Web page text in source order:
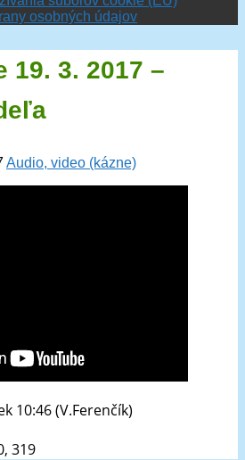
osobných údajov
19. 3. 2017 –
Audio, video (kázne)
10:46 (V.Ferenčík)
319